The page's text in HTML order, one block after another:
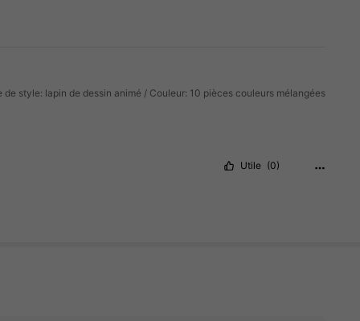
de style: lapin de dessin animé / Couleur: 10 pièces couleurs mélangées
Utile (0)